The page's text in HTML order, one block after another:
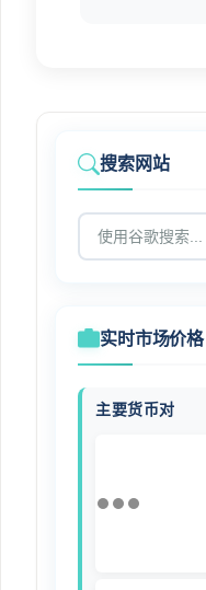
搜索网站
实时市场价格
主要货币对